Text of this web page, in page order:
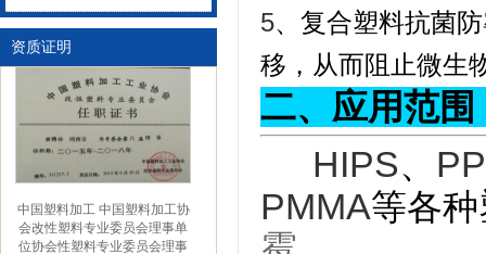
资质证明
中国塑料加工 中国塑料加工协
会改性塑料专业委员会理事单
位协会性塑料专业委员会理事
5、复合塑料抗菌
移，从而阻止微生
二、应用范围
HIPS、 PP
PMMA等各